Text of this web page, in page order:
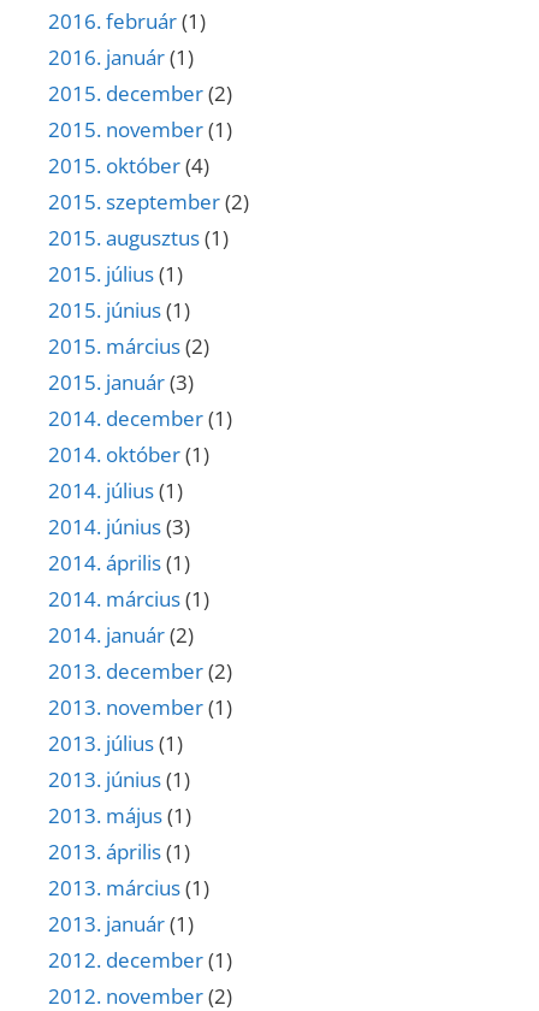
2016. február(1)
2016. január(1)
2015. december(2)
2015. november(1)
2015. október(4)
2015. szeptember(2)
2015. augusztus(1)
2015. július(1)
2015. június(1)
2015. március(2)
2015. január(3)
2014. december(1)
2014. október(1)
2014. július(1)
2014. június(3)
2014. április(1)
2014. március(1)
2014. január(2)
2013. december(2)
2013. november(1)
2013. július(1)
2013. június(1)
2013. május(1)
2013. április(1)
2013. március(1)
2013. január(1)
2012. december(1)
2012. november(2)